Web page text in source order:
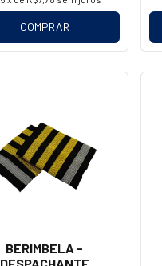
COMPRAR
BERIMBELA -